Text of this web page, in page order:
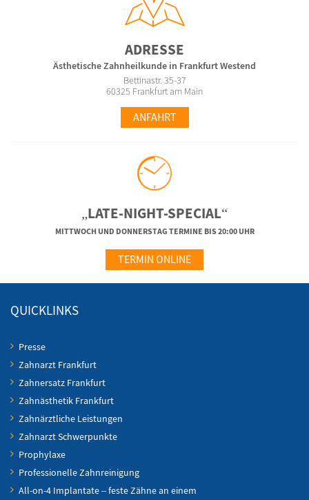
ADRESSE
Ästhetische Zahnheilkunde in Frankfurt Westend
Bettinastr. 35-37
60325 Frankfurt am Main
ANFAHRT
„LATE-NIGHT-SPECIAL“
MITTWOCH UND DONNERSTAG TERMINE BIS 20:00 UHR
TERMIN ONLINE
QUICKLINKS
Presse
Zahnarzt Frankfurt
Zahnersatz Frankfurt
Zahnästhetik Frankfurt
Zahnärztliche Leistungen
Zahnarzt Schwerpunkte
Prophylaxe
Professionelle Zahnreinigung
All-on-4 Implantate – feste Zähne an einem